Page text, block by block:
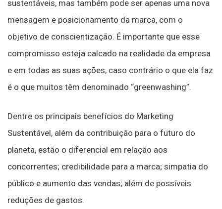
sustentáveis, mas também pode ser apenas uma nova
mensagem e posicionamento da marca, com o
objetivo de conscientização. É importante que esse
compromisso esteja calcado na realidade da empresa
e em todas as suas ações, caso contrário o que ela faz
é o que muitos têm denominado “greenwashing”.
Dentre os principais benefícios do Marketing
Sustentável, além da contribuição para o futuro do
planeta, estão o diferencial em relação aos
concorrentes; credibilidade para a marca; simpatia do
público e aumento das vendas; além de possíveis
reduções de gastos.